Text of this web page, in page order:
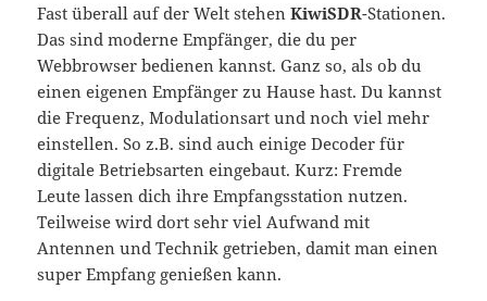
Fast überall auf der Welt stehenKiwiSDR-Stationen.
Das sind moderne Empfänger, die du per
Webbrowser bedienen kannst. Ganz so, als ob du
einen eigenen Empfänger zu Hause hast. Du kannst
die Frequenz, Modulationsart und noch viel mehr
einstellen. So z.B. sind auch einige Decoder für
digitale Betriebsarten eingebaut. Kurz: Fremde
Leute lassen dich ihre Empfangsstation nutzen.
Teilweise wird dort sehr viel Aufwand mit
Antennen und Technik getrieben, damit man einen
super Empfang genießen kann.